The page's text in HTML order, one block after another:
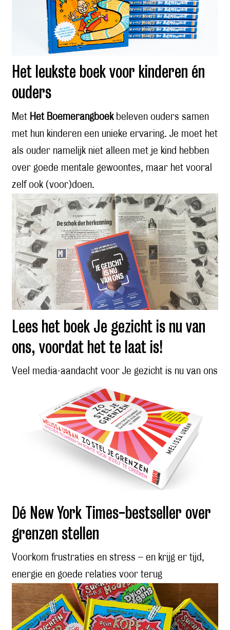
Het leukste boek voor kinderen én
ouders
Met Het Boemerangboekbeleven ouders samen
met hun kinderen een unieke ervaring. Je moet het
als ouder namelijk niet alleen met je kind hebben
over goede mentale gewoontes, maar het vooral
zelf ook (voor)doen.
Lees het boek Je gezicht is nu van
ons, voordat het te laat is!
Veel media-aandacht voor Je gezicht is nu van ons
Dé New York Times-bestseller over
grenzen stellen
Voorkom frustraties en stress – en krijg er tijd,
energie en goede relaties voor terug